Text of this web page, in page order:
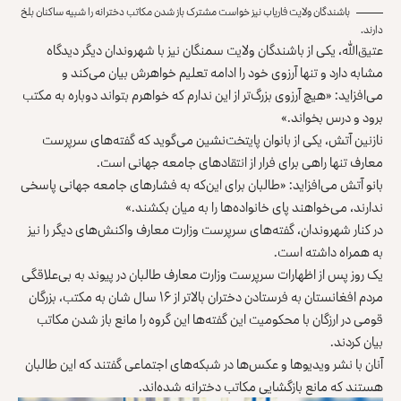
باشندگان ولایت فاریاب نیز خواست مشترک باز شدن مکاتب دخترانه را شبیه ساکنان بلخ
دارند.
عتیق‌الله، یکی از باشندگان ولایت سمنگان نیز با شهروندان دیگر دید‌گاه
مشابه دارد و تنها آرزوی خود را ادامه تعلیم خواهرش بیان می‌کند و
می‌افزاید: «هیچ آرزوی بزرگ‌تر از این ندارم که خواهرم بتواند دوباره به مکتب
برود و درس بخواند.»
نازنین آتش، یکی از بانوان پایتخت‌نشین می‌گوید که گفته‌های سرپرست
معارف تنها راهی برای فرار از انتقادهای جامعه‌ جهانی است.
بانو آتش می‌افزاید: «طالبان برای این‌که به فشارهای جامعه‌ جهانی پاسخی
ندارند، می‌خواهند پای خانواده‌ها را به میان بکشند.»
در کنار شهروندان، گفته‌های سرپرست وزارت معارف واکنش‌های دیگر را نیز
به همراه داشته است.
یک روز پس از اظهارات سرپرست وزارت معارف طالبان در پیوند به بی‌علاقگی
مردم افغانستان به فرستادن دختران بالاتر از ۱۶ سال شان به مکتب، بزرگان
قومی در ارزگان با محکومیت این گفته‌ها این گروه را مانع باز شدن مکاتب
بیان کردند.
آنان با نشر ویدیوها و عکس‌ها در شبکه‌های اجتماعی گفتند که این طالبان
هستند که مانع بازگشایی مکاتب دخترانه شده‌اند.